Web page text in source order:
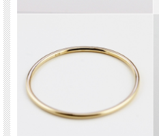
これ以上ないくらいの繊細な極細加減
ピンキーにもよし、どこの指にもしっくり
集めて重ねて付けたくなる華奢さが◎